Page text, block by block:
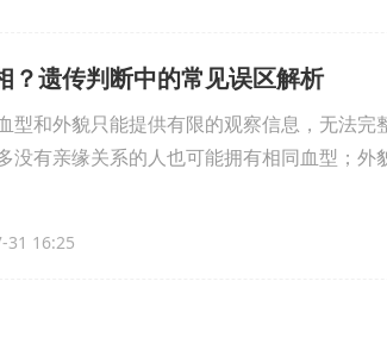
？遗传判断中的常见误区解析
型和外貌只能提供有限的观察信息，无法完
没有亲缘关系的人也可能拥有相同血型；外
31 16:25